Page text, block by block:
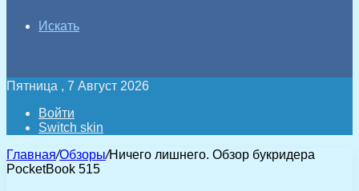
Искать
Пятница , 7 Август 2026
Войти
Switch skin
Главная/Обзоры/Ничего лишнего. Обзор букридера
PocketBook 515